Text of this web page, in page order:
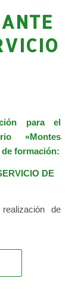
para el
«Montes
formación:
DE
de